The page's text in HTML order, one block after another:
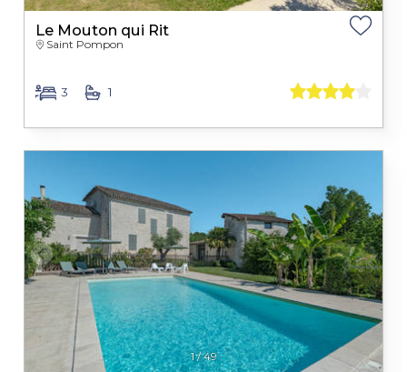
Le Mouton qui Rit
Saint Pompon
3 1
1/49